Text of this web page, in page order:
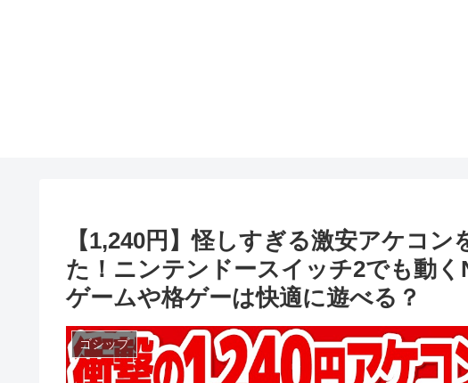
【1,240円】怪しすぎる激安アケコ
た！ニンテンドースイッチ2でも動
ゲームや格ゲーは快適に遊べる？
ゴシップ